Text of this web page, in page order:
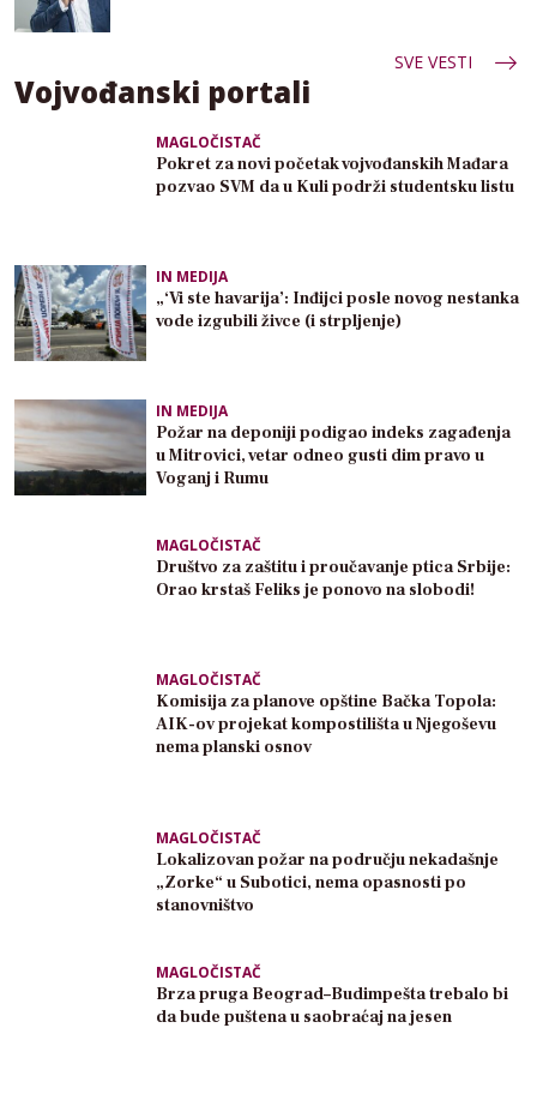
SVE VESTI
Vojvođanski portali
MAGLOČISTAČ
Pokret za novi početak vojvođanskih Mađara
pozvao SVM da u Kuli podrži studentsku listu
IN MEDIJA
„‘Vi ste havarija’: Inđijci posle novog nestanka
vode izgubili živce (i strpljenje)
IN MEDIJA
Požar na deponiji podigao indeks zagađenja
u Mitrovici, vetar odneo gusti dim pravo u
Voganj i Rumu
MAGLOČISTAČ
Društvo za zaštitu i proučavanje ptica Srbije:
Orao krstaš Feliks je ponovo na slobodi!
MAGLOČISTAČ
Komisija za planove opštine Bačka Topola:
AIK-ov projekat kompostilišta u Njegoševu
nema planski osnov
MAGLOČISTAČ
Lokalizovan požar na području nekadašnje
„Zorke“ u Subotici, nema opasnosti po
stanovništvo
MAGLOČISTAČ
Brza pruga Beograd–Budimpešta trebalo bi
da bude puštena u saobraćaj na jesen